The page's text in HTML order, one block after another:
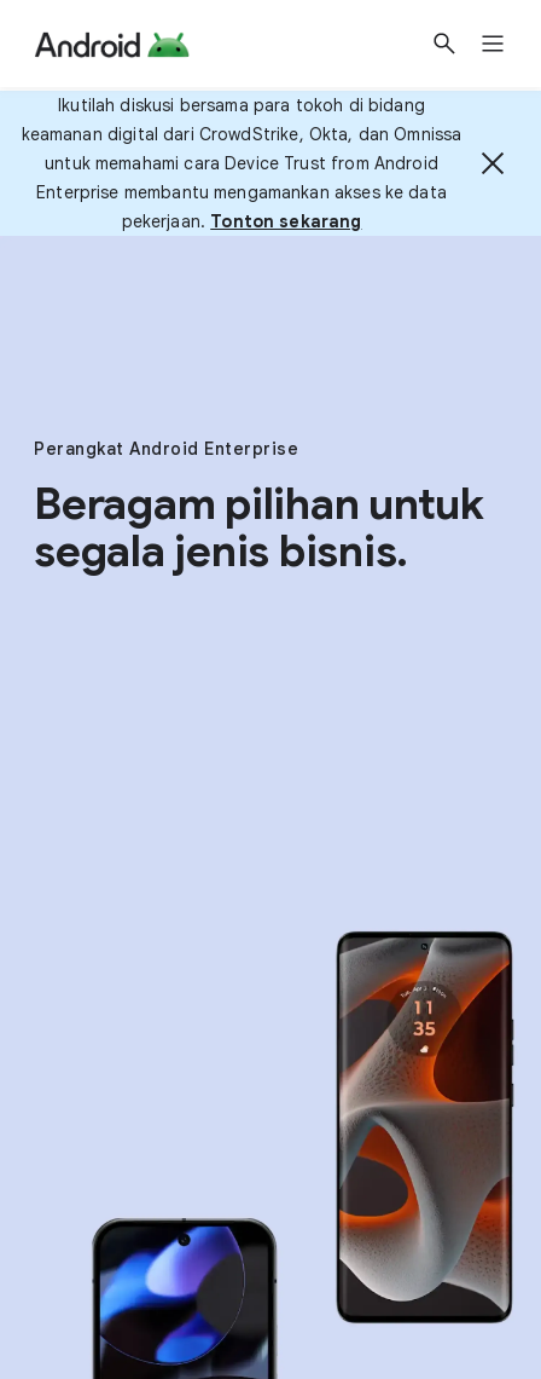
Ikutilah diskusi bersama para tokoh di bidang
keamanan digital dari CrowdStrike, Okta, dan Omnissa
untuk memahami cara Device Trust from Android
Enterprise membantu mengamankan akses ke data
pekerjaan. Tonton sekarang
Perangkat Android Enterprise
Beragam pilihan untuk
segala jenis bisnis.